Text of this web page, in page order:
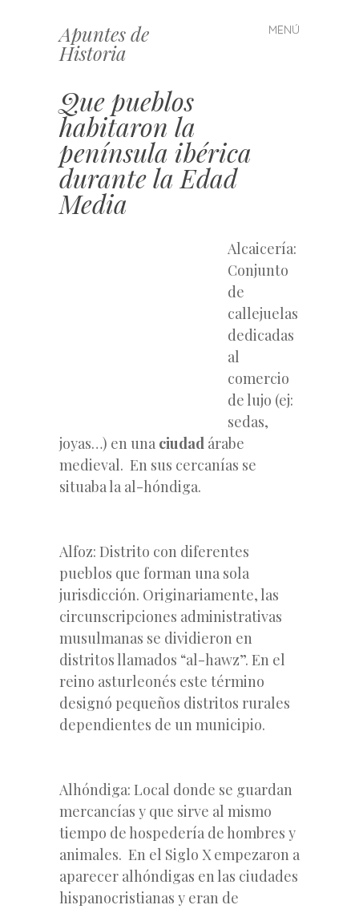
Apuntes de
Historia
MENÚ
Saltar
al
Que pueblos
habitaron la
península ibérica
durante la Edad
Media
Alcaicería:
Conjunto
de
callejuelas
dedicadas
al
comercio
de lujo (ej:
sedas,
joyas…) en una ciudad árabe
medieval. En sus cercanías se
situaba la al-hóndiga.
Alfoz: Distrito con diferentes
pueblos que forman una sola
jurisdicción. Originariamente, las
circunscripciones administrativas
musulmanas se dividieron en
distritos llamados “al-hawz”. En el
reino asturleonés este término
designó pequeños distritos rurales
dependientes de un municipio.
Alhóndiga: Local donde se guardan
mercancías y que sirve al mismo
tiempo de hospedería de hombres y
animales. En el Siglo X empezaron a
aparecer alhóndigas en las ciudades
hispanocristianas y eran de